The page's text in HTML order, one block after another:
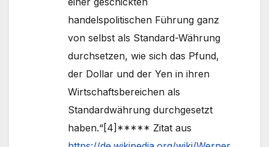
handelspolitischen Führung ganz
von selbst als Standard-Währung
durchsetzen, wie sich das Pfund,
der Dollar und der Yen in ihren
Wirtschaftsbereichen als
Standardwährung durchgesetzt
haben.“[4]***** Zitat aus